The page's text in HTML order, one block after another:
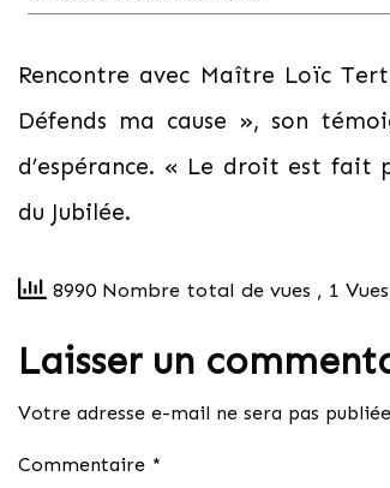
Rencontre avec Maître Loïc
Défends ma cause », son
d’espérance. « Le droit est fait
du Jubilée.
8990 Nombre total de vues , 1
Laisser un
Votre adresse e-mail ne sera pas
Commentaire *